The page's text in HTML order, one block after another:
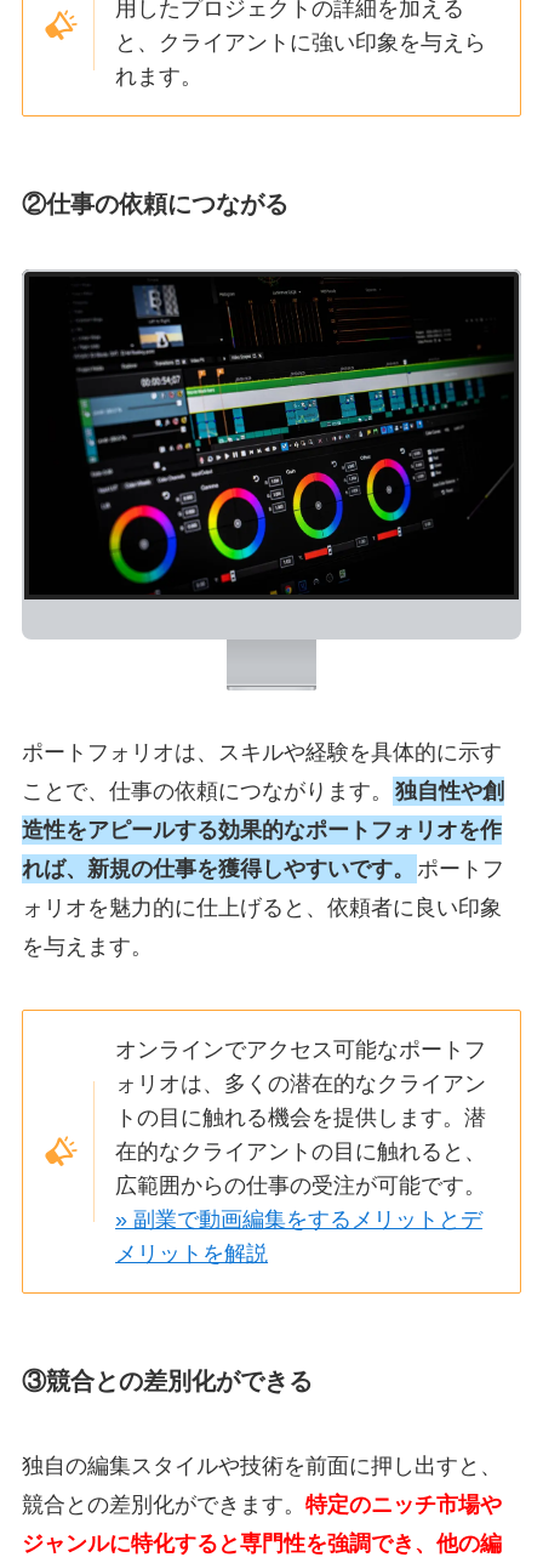
用したプロジェクトの詳細を加える
と、クライアントに強い印象を与えら
れます。
②仕事の依頼につながる
ポートフォリオは、スキルや経験を具体的に示す
ことで、仕事の依頼につながります。
独自性や創
造性をアピールする効果的なポートフォリオを作
れば、新規の仕事を獲得しやすいです。
ポートフ
ォリオを魅力的に仕上げると、依頼者に良い印象
を与えます。
オンラインでアクセス可能なポートフ
ォリオは、多くの潜在的なクライアン
トの目に触れる機会を提供します。潜
在的なクライアントの目に触れると、
広範囲からの仕事の受注が可能です。
» 副業で動画編集をするメリットとデ
メリットを解説
③競合との差別化ができる
独自の編集スタイルや技術を前面に押し出すと、
競合との差別化ができます。 特定のニッチ市場や
ジャンルに特化すると専門性を強調でき、他の編